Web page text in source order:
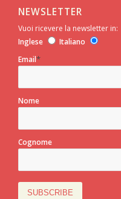
NEWSLETTER
Vuoi ricevere la newsletter in:
Inglese
Italiano
Email*
Nome
Cognome